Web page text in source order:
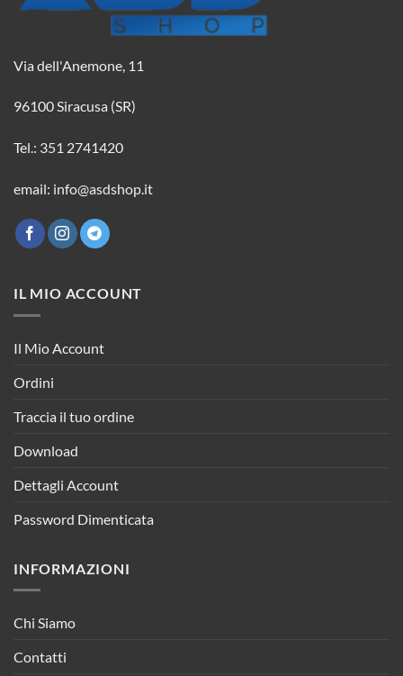
Via dell'Anemone, 11
96100 Siracusa (SR)
Tel.: 351 2741420
email: info@asdshop.it
IL MIO ACCOUNT
Il Mio Account
Ordini
Traccia il tuo ordine
Download
Dettagli Account
Password Dimenticata
INFORMAZIONI
Chi Siamo
Contatti